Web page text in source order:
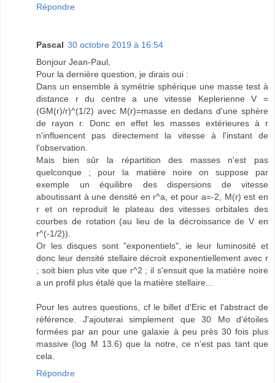
Répondre
Pascal 30 octobre 2019 à 16:54
Bonjour Jean-Paul,
Pour la dernière question, je dirais oui :
Dans un ensemble à symétrie sphérique une masse test à
distance r du centre a une vitesse Keplerienne V =
(GM(r)/r)^(1/2) avec M(r)=masse en dedans d'une sphère
de rayon r. Donc en effet les masses extérieures à r
n'influencent pas directement la vitesse à l'instant de
l'observation.
Mais bien sûr la répartition des masses n'est pas
quelconque ; pour la matière noire on suppose par
exemple un équilibre des dispersions de vitesse
aboutissant à une densité en r^a, et pour a=-2, M(r) est en
r et on reproduit le plateau des vitesses orbitales des
courbes de rotation (au lieu de la décroissance de V en
r^(-1/2)).
Or les disques sont "exponentiels", ie leur luminosité et
donc leur densité stellaire décroit exponentiellement avec r
; soit bien plus vite que r^2 ; il s'ensuit que la matière noire
a un profil plus étalé que la matière stellaire...
Pour les autres questions, cf le billet d'Eric et l'abstract de
référence. J'ajouterai simplement que 30 Mo d'étoiles
formées par an pour une galaxie à peu près 30 fois plus
massive (log M 13.6) que la notre, ce n'est pas tant que
cela.
Répondre